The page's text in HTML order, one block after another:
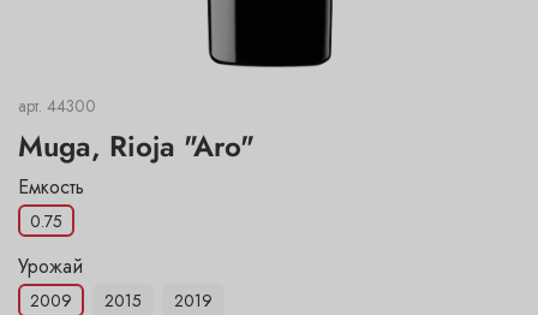
арт. 44300
Muga, Rioja "Aro"
Емкость
0.75
Урожай
2009 2015 2019